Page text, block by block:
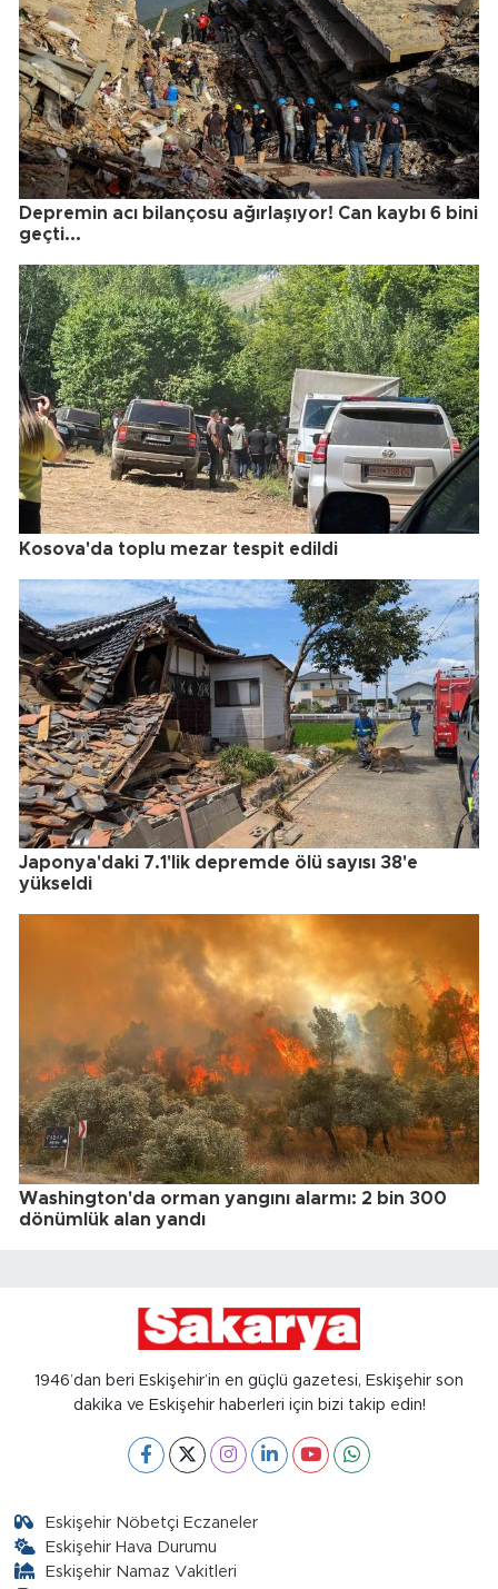
Depremin acı bilançosu ağırlaşıyor! Can kaybı 6 bini
geçti...
Kosova'da toplu mezar tespit edildi
Japonya'daki 7.1'lik depremde ölü sayısı 38'e
yükseldi
Washington'da orman yangını alarmı: 2 bin 300
dönümlük alan yandı
1946’dan beri Eskişehir’in en güçlü gazetesi, Eskişehir son
dakika ve Eskişehir haberleri için bizi takip edin!
Eskişehir Nöbetçi Eczaneler
Eskişehir Hava Durumu
Eskişehir Namaz Vakitleri